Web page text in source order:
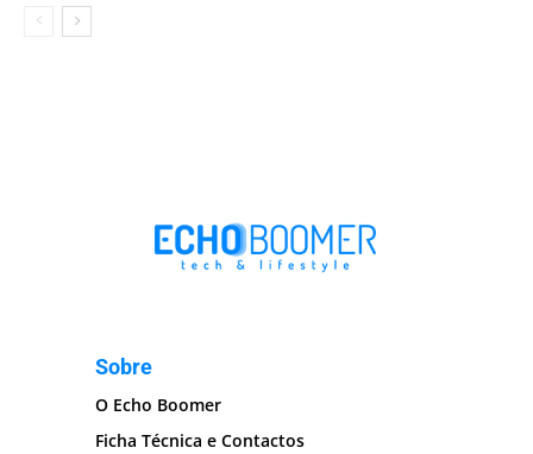
Sobre
O Echo Boomer
Ficha Técnica e Contactos